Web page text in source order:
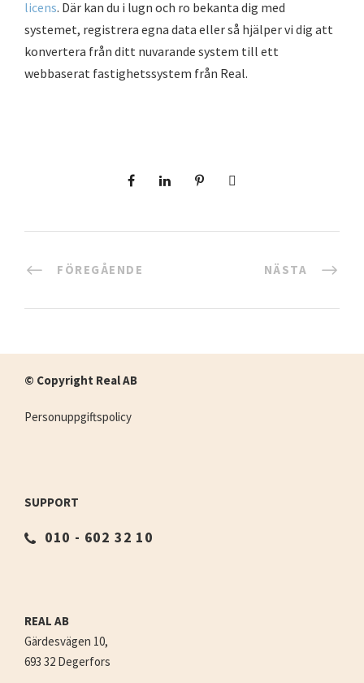
licens. Där kan du i lugn och ro bekanta dig med
systemet, registrera egna data eller så hjälper vi dig att
konvertera från ditt nuvarande system till ett
webbaserat fastighetssystem från Real.
FÖREGÅENDE NÄSTA
© Copyright Real AB
Personuppgiftspolicy
SUPPORT
010 - 602 32 10
REAL AB
Gärdesvägen 10,
693 32 Degerfors